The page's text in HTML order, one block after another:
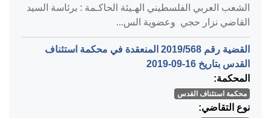
الشعب العربي الفلسطيني الهـيئة الحاكـمة : برئاسة السيد
القاضي نزار حجي وعضوية الس...
القضية رقم ‎568‏/‎2019‏ المنعقدة في محكمة استئناف
القدس بتاريخ ‎2019-09-16‏
المحكمة:
محكمة استئناف القدس
نوع التقاضي: